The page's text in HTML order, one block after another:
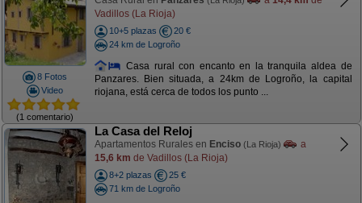
8 Fotos
Video
(1 comentario)
Vadillos (La Rioja)
10+5 plazas
20 €
24 km de Logroño
Casa rural con encanto en la tranquila aldea de
Panzares. Bien situada, a 24km de Logroño, la capital
riojana, está cerca de todos los punto ...
La Casa del Reloj
Apartamentos Rurales en Enciso (La Rioja)
a
15,6 km de Vadillos (La Rioja)
8+2 plazas
25 €
71 km de Logroño